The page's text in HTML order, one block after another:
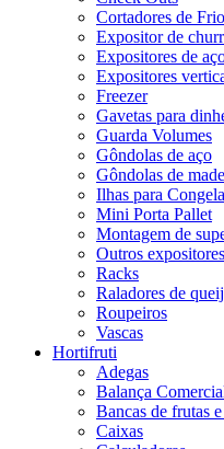
Cortadores de
Expositor de
Expositores de
Expositores
Freezer
Gavetas para
Guarda Volumes
Gôndolas de aço
Gôndolas de
Ilhas para
Mini Porta Pallet
Montagem de
Outros expositores
Racks
Raladores de
Roupeiros
Vascas
Hortifruti
Adegas
Balança
Bancas de frutas
Caixas